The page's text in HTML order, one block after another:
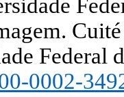
Federal
0002-